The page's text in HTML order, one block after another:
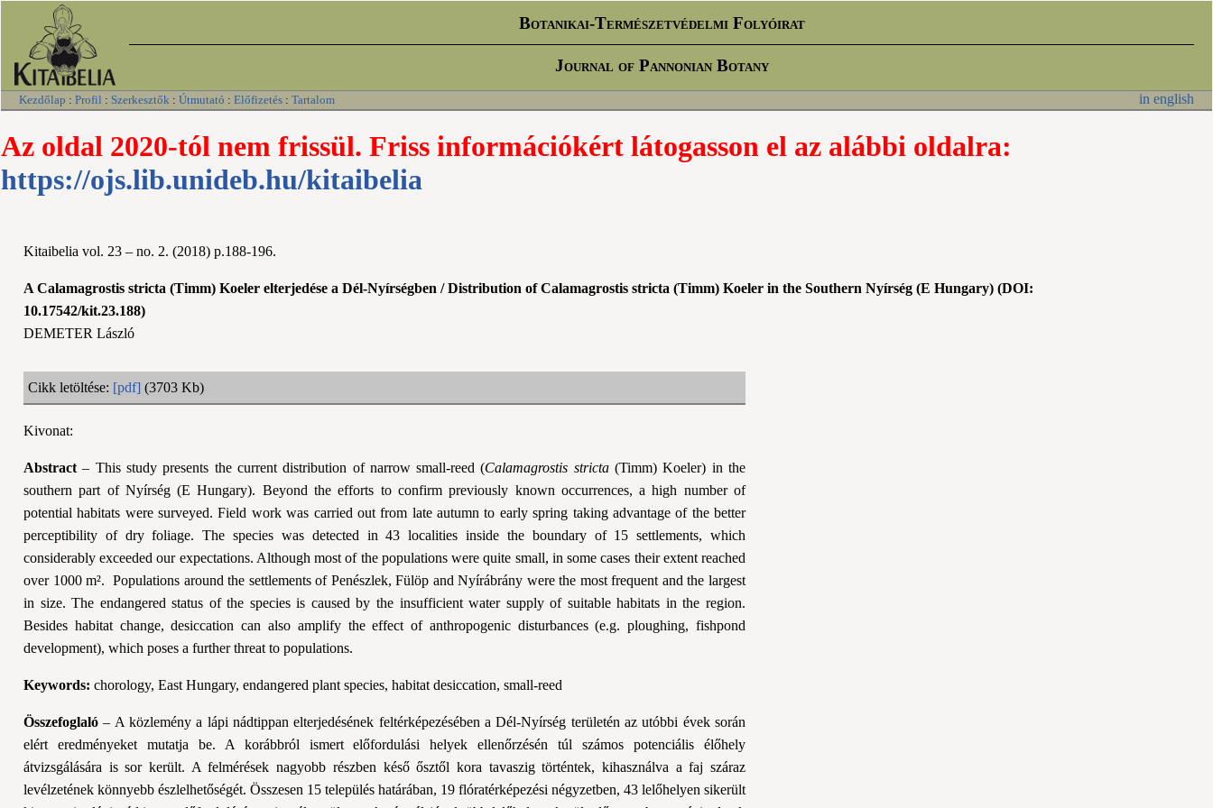
Botanikai-Természetvédelmi Folyóirat
Journal of Pannonian Botany
Kezdőlap : Profil : Szerkesztők : Útmutató : Előfizetés : Tartalom in english
Az oldal 2020-tól nem frissül. Friss információkért látogasson el az alábbi oldalra:
https://ojs.lib.unideb.hu/kitaibelia
Kitaibelia vol. 23 – no. 2. (2018) p.188-196.
A Calamagrostis stricta (Timm) Koeler elterjedése a Dél-Nyírségben / Distribution of Calamagrostis stricta (Timm) Koeler in the Southern Nyírség (E Hungary) (DOI:
10.17542/kit.23.188)
DEMETER László
Cikk letöltése: [pdf] (3703 Kb)
Kivonat:
Abstract – This study presents the current distribution of narrow small-reed (Calamagrostis stricta(Timm) Koeler) in the
southern part of Nyírség (E Hungary). Beyond the efforts to confirm previously known occurrences, a high number of
potential habitats were surveyed. Field work was carried out from late autumn to early spring taking advantage of the better
perceptibility of dry foliage. The species was detected in 43 localities inside the boundary of 15 settlements, which
considerably exceeded our expectations. Although most of the populations were quite small, in some cases their extent reached
over 1000 m². Populations around the settlements of Penészlek, Fülöp and Nyírábrány were the most frequent and the largest
in size. The endangered status of the species is caused by the insufficient water supply of suitable habitats in the region.
Besides habitat change, desiccation can also amplify the effect of anthropogenic disturbances (e.g. ploughing, fishpond
development), which poses a further threat to populations.
Keywords: chorology, East Hungary, endangered plant species, habitat desiccation, small-reed
Összefoglaló – A közlemény a lápi nádtippan elterjedésének feltérképezésében a Dél-Nyírség területén az utóbbi évek során
elért eredményeket mutatja be. A korábbról ismert előfordulási helyek ellenőrzé­sén túl számos potenciális élőhely
átvizsgálására is sor került. A felmérések nagyobb részben késő ősz­től kora tavaszig történtek, kihasználva a faj száraz
levélzetének könnyebb észlelhetőségét. Össze­sen 15 település határában, 19 flóratérképezési négyzetben, 43 lelőhelyen sikerült